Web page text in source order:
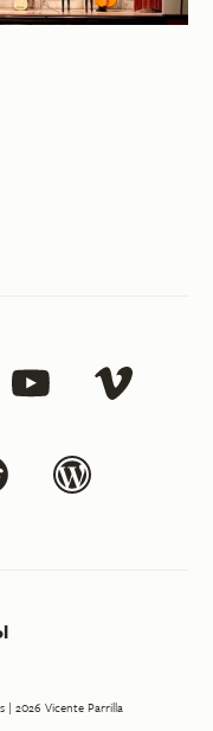
| 2026 Vicente Parrilla